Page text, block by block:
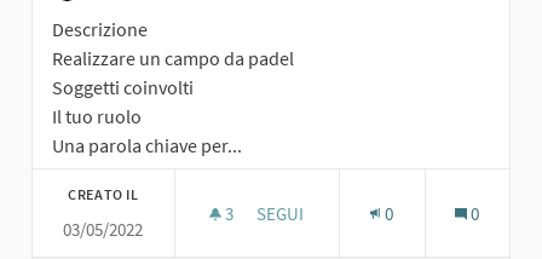
Descrizione
Realizzare un campo da padel
Soggetti coinvolti
Il tuo ruolo
Una parola chiave per...
CREATO IL
03/05/2022
3 3 SOSTENITORI
SEGUI 0 0